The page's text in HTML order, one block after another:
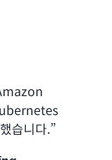
습니다.”